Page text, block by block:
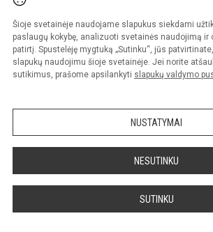
Šioje svetainėje naudojame slapukus siekdami
paslaugų kokybę, analizuoti svetainės naudojimą
patirtį. Spustelėję mygtuką „Sutinku“, jūs
slapukų naudojimu šioje svetainėje. Jei norite
sutikimus, prašome apsilankyti slapukų valdymo
NUSTATYMAI
NESUTINKU
SUTINKU
Kopijuoti turinį be raštiško progimnazijos
draudžiama.
Prieinamumo paraiška Slapukų
Sumanus būdas atnaujinti